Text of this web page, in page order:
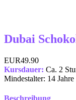
Dubai
EUR49.90
Kursdauer: Ca. 2
Mindestalter: 14